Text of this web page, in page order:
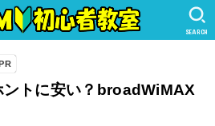
SEARCH
トに安い？broadWiMAX